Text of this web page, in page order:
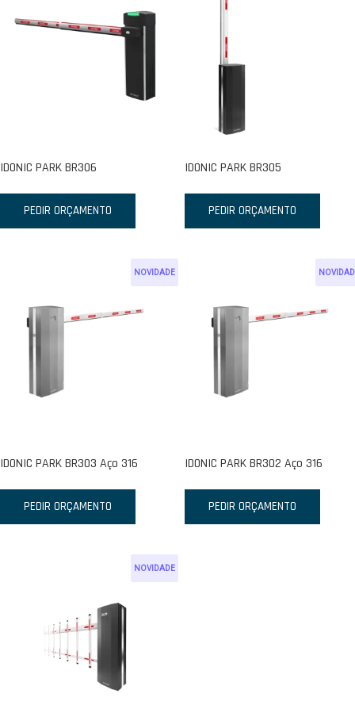
IDONIC PARK BR306
PEDIR ORÇAMENTO
IDONIC PARK BR305
PEDIR ORÇAMENTO
NOVIDADE
IDONIC PARK BR303 Aço 316
PEDIR ORÇAMENTO
IDONIC PARK BR302 Aço 316
PEDIR ORÇAMENTO
NOVIDADE